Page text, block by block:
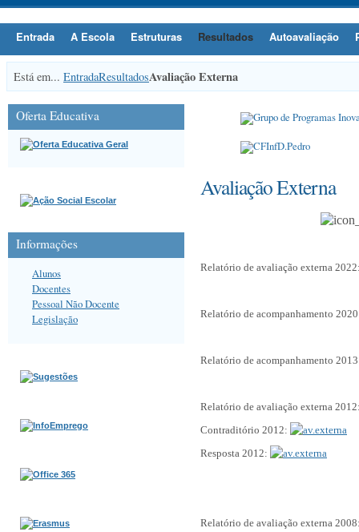
Entrada A Escola Estruturas Resultados Autoavaliação
Está em... EntradaResultadosAvaliação Externa
Avaliação Externa
Relatório de avaliação externa
Relatório de acompanhamento
Relatório de acompanhamento
Relatório de avaliação externa
Contraditório 2012:
Resposta 2012:
Relatório de avaliação externa
Oferta Educativa
Informações
Alunos
Docentes
Pessoal Não Docente
Legislação